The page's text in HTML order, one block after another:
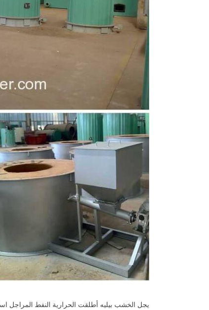
يجل الخشب بيليه أطلقت الحرارية النفط المراجل